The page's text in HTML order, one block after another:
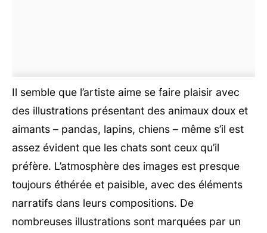
Il semble que l’artiste aime se faire plaisir avec
des illustrations présentant des animaux doux et
aimants – pandas, lapins, chiens – même s’il est
assez évident que les chats sont ceux qu’il
préfère. L’atmosphère des images est presque
toujours éthérée et paisible, avec des éléments
narratifs dans leurs compositions. De
nombreuses illustrations sont marquées par un